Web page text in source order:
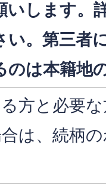
いします。
い。第三者
のは本籍地
方と必要
は、続柄